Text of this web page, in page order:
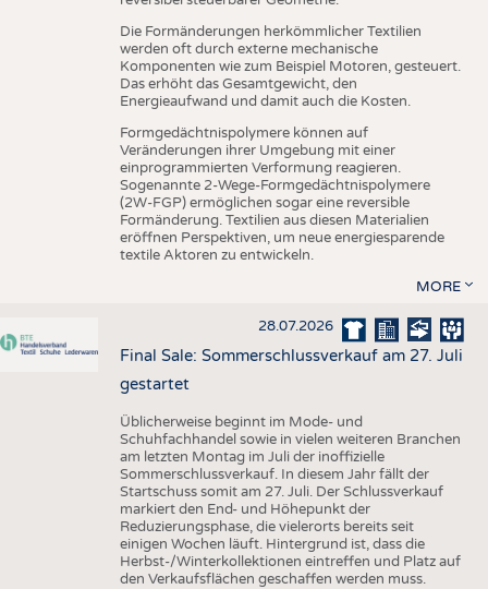
Die Formänderungen herkömmlicher Textilien
werden oft durch externe mechanische
Komponenten wie zum Beispiel Motoren, gesteuert.
Das erhöht das Gesamtgewicht, den
Energieaufwand und damit auch die Kosten.
Formgedächtnispolymere können auf
Veränderungen ihrer Umgebung mit einer
einprogrammierten Verformung reagieren.
Sogenannte 2-Wege-Formgedächtnispolymere
(2W-FGP) ermöglichen sogar eine reversible
Formänderung. Textilien aus diesen Materialien
eröffnen Perspektiven, um neue energiesparende
textile Aktoren zu entwickeln.
MORE
28.07.2026
Final Sale: Sommerschlussverkauf am 27. Juli
gestartet
Üblicherweise beginnt im Mode- und
Schuhfachhandel sowie in vielen weiteren Branchen
am letzten Montag im Juli der inoffizielle
Sommerschlussverkauf. In diesem Jahr fällt der
Startschuss somit am 27. Juli. Der Schlussverkauf
markiert den End- und Höhepunkt der
Reduzierungsphase, die vielerorts bereits seit
einigen Wochen läuft. Hintergrund ist, dass die
Herbst-/Winterkollektionen eintreffen und Platz auf
den Verkaufsflächen geschaffen werden muss.